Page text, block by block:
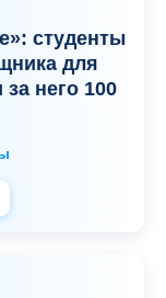
студенты
для
него 100